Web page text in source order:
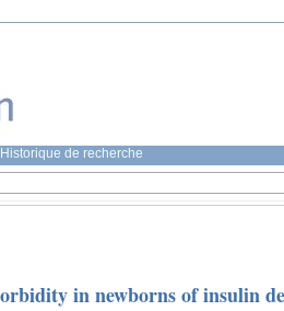
Historique de recherche
in newborns of insulin